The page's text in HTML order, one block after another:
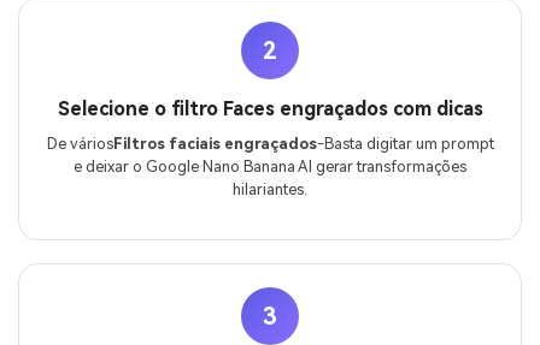
2
Selecione o filtro Faces engraçados com dicas
De váriosFiltros faciais engraçados-Basta digitar um prompt
e deixar o Google Nano Banana AI gerar transformações
hilariantes.
3